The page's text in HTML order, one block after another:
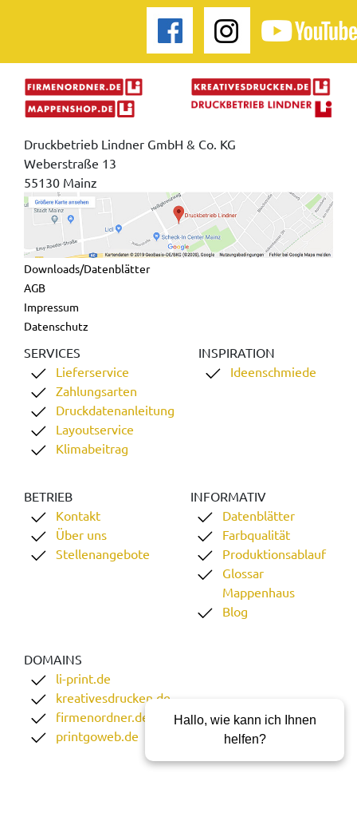
Druckbetrieb Lindner GmbH & Co. KG
Weberstraße 13
55130 Mainz
Downloads/Datenblätter
AGB
Impressum
Datenschutz
SERVICES
Lieferservice
Zahlungsarten
Druckdatenanleitung
Layoutservice
Klimabeitrag
INSPIRATION
Ideenschmiede
BETRIEB
Kontakt
Über uns
Stellenangebote
INFORMATIV
Datenblätter
Farbqualität
Produktionsablauf
Glossar
Mappenhaus
Blog
DOMAINS
li-print.de
kreativesdrucken.de
firmenordner.de
printgoweb.de
Hallo, wie kann ich Ihnen
helfen?